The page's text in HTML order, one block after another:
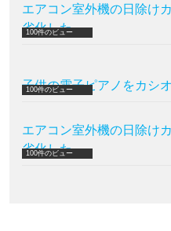
エアコン室外機の日除け
劣化した
100件のビュー
子供の電子ピアノをカシ
100件のビュー
エアコン室外機の日除け
劣化した
100件のビュー